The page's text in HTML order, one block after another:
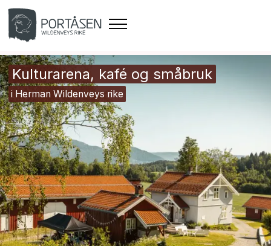
Kulturarena, kafé og småbruk
i Herman Wildenveys rike